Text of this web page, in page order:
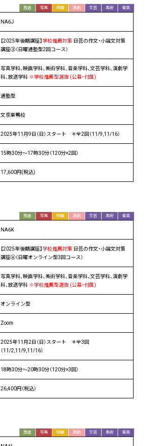
放送 写真 映画 演劇 文芸 美術 音楽
NA6J
【2025年後期講座】 学校推薦対策 日芸の作文・小論文対策
講座③（日曜通塾型2回コース）
写真学科、映画学科、美術学科、音楽学科、文芸学科、演劇学
科、放送学科 ※学校推薦型選抜 (公募・付属)
通塾型
文京巣鴨校
2025年11月9日（日）スタート ＊全2回（11/9,11/16）
15時30分〜17時30分（120分×2回）
17,600円(税込)
放送 写真 映画 演劇 文芸 美術 音楽
NA6K
【2025年後期講座】 学校推薦対策 日芸の作文・小論文対策
講座④（日曜オンライン型3回コース）
写真学科、映画学科、美術学科、音楽学科、文芸学科、演劇学
科、放送学科 ※学校推薦型選抜 (公募・付属)
オンライン型
Zoom
2025年11月2日（日）スタート ＊全3回
（11/2,11/9,11/16）
18時30分〜20時30分（120分×3回）
26,400円（税込）
放送 写真 映画 演劇 文芸 美術 音楽